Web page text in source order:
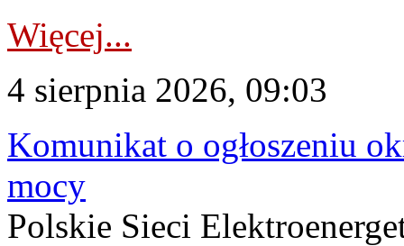
Więcej...
4 sierpnia 2026, 09:03
Komunikat o ogłoszeniu
mocy
Polskie Sieci